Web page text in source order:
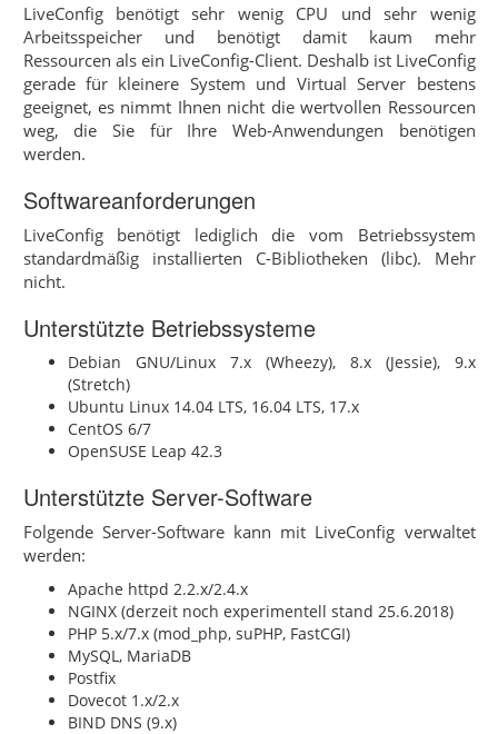
LiveConfig benötigt sehr wenig CPU und sehr wenig
Arbeitsspeicher und benötigt damit kaum mehr
Ressourcen als ein LiveConfig-Client. Deshalb ist LiveConfig
gerade für kleinere System und Virtual Server bestens
geeignet, es nimmt Ihnen nicht die wertvollen Ressourcen
weg, die Sie für Ihre Web-Anwendungen benötigen
werden.
Softwareanforderungen
LiveConfig benötigt lediglich die vom Betriebssystem
standardmäßig installierten C-Bibliotheken (libc). Mehr
nicht.
Unterstützte Betriebssysteme
Debian GNU/Linux 7.x (Wheezy), 8.x (Jessie), 9.x
(Stretch)
Ubuntu Linux 14.04 LTS, 16.04 LTS, 17.x
CentOS 6/7
OpenSUSE Leap 42.3
Unterstützte Server-Software
Folgende Server-Software kann mit LiveConfig verwaltet
werden:
Apache httpd 2.2.x/2.4.x
NGINX (derzeit noch experimentell stand 25.6.2018)
PHP 5.x/7.x (mod_php, suPHP, FastCGI)
MySQL, MariaDB
Postfix
Dovecot 1.x/2.x
BIND DNS (9.x)